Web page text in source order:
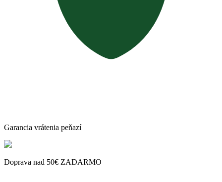
Garancia vrátenia peňazí
Doprava nad 50€ ZADARMO